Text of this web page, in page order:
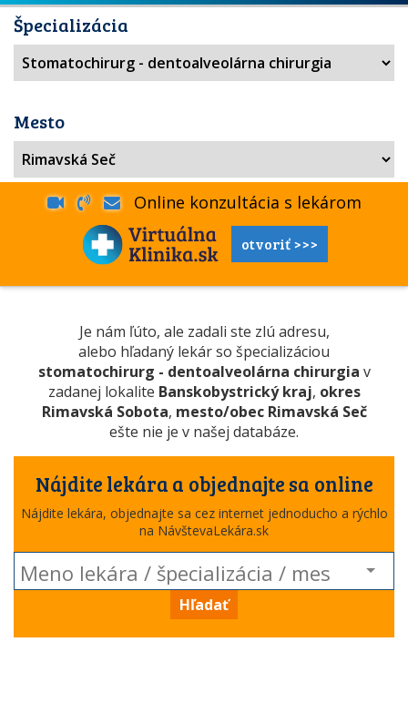
Špecializácia
Mesto
Online konzultácia s lekárom
otvoriť >>>
Je nám ľúto, ale zadali ste zlú adresu,
alebo hľadaný lekár so špecializáciou
stomatochirurg - dentoalveolárna chirurgia v
zadanej lokalite Banskobystrický kraj, okres
Rimavská Sobota, mesto/obec Rimavská Seč
ešte nie je v našej databáze.
Nájdite lekára a objednajte sa online
Nájdite lekára, objednajte sa cez internet jednoducho a rýchlo
na NávštevaLekára.sk
Hľadať